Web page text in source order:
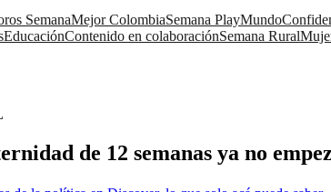
SemanaMejor ColombiaSemana PlayMundo
EducaciónContenido en colaboraciónSemana Rural
de 12 semanas ya no